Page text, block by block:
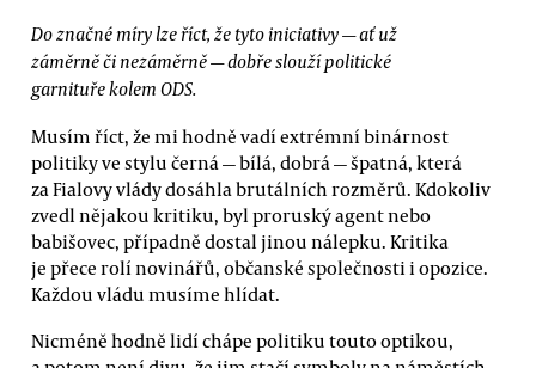
Do značné míry lze říct, že tyto iniciativy — ať už
záměrně či nezáměrně — dobře slouží politické
garnituře kolem ODS.
Musím říct, že mi hodně vadí extrémní binárnost
politiky ve stylu černá — bílá, dobrá — špatná, která
za Fialovy vlády dosáhla brutálních rozměrů. Kdokoliv
zvedl nějakou kritiku, byl proruský agent nebo
babišovec, případně dostal jinou nálepku. Kritika
je přece rolí novinářů, občanské společnosti i opozice.
Každou vládu musíme hlídat.
Nicméně hodně lidí chápe politiku touto optikou,